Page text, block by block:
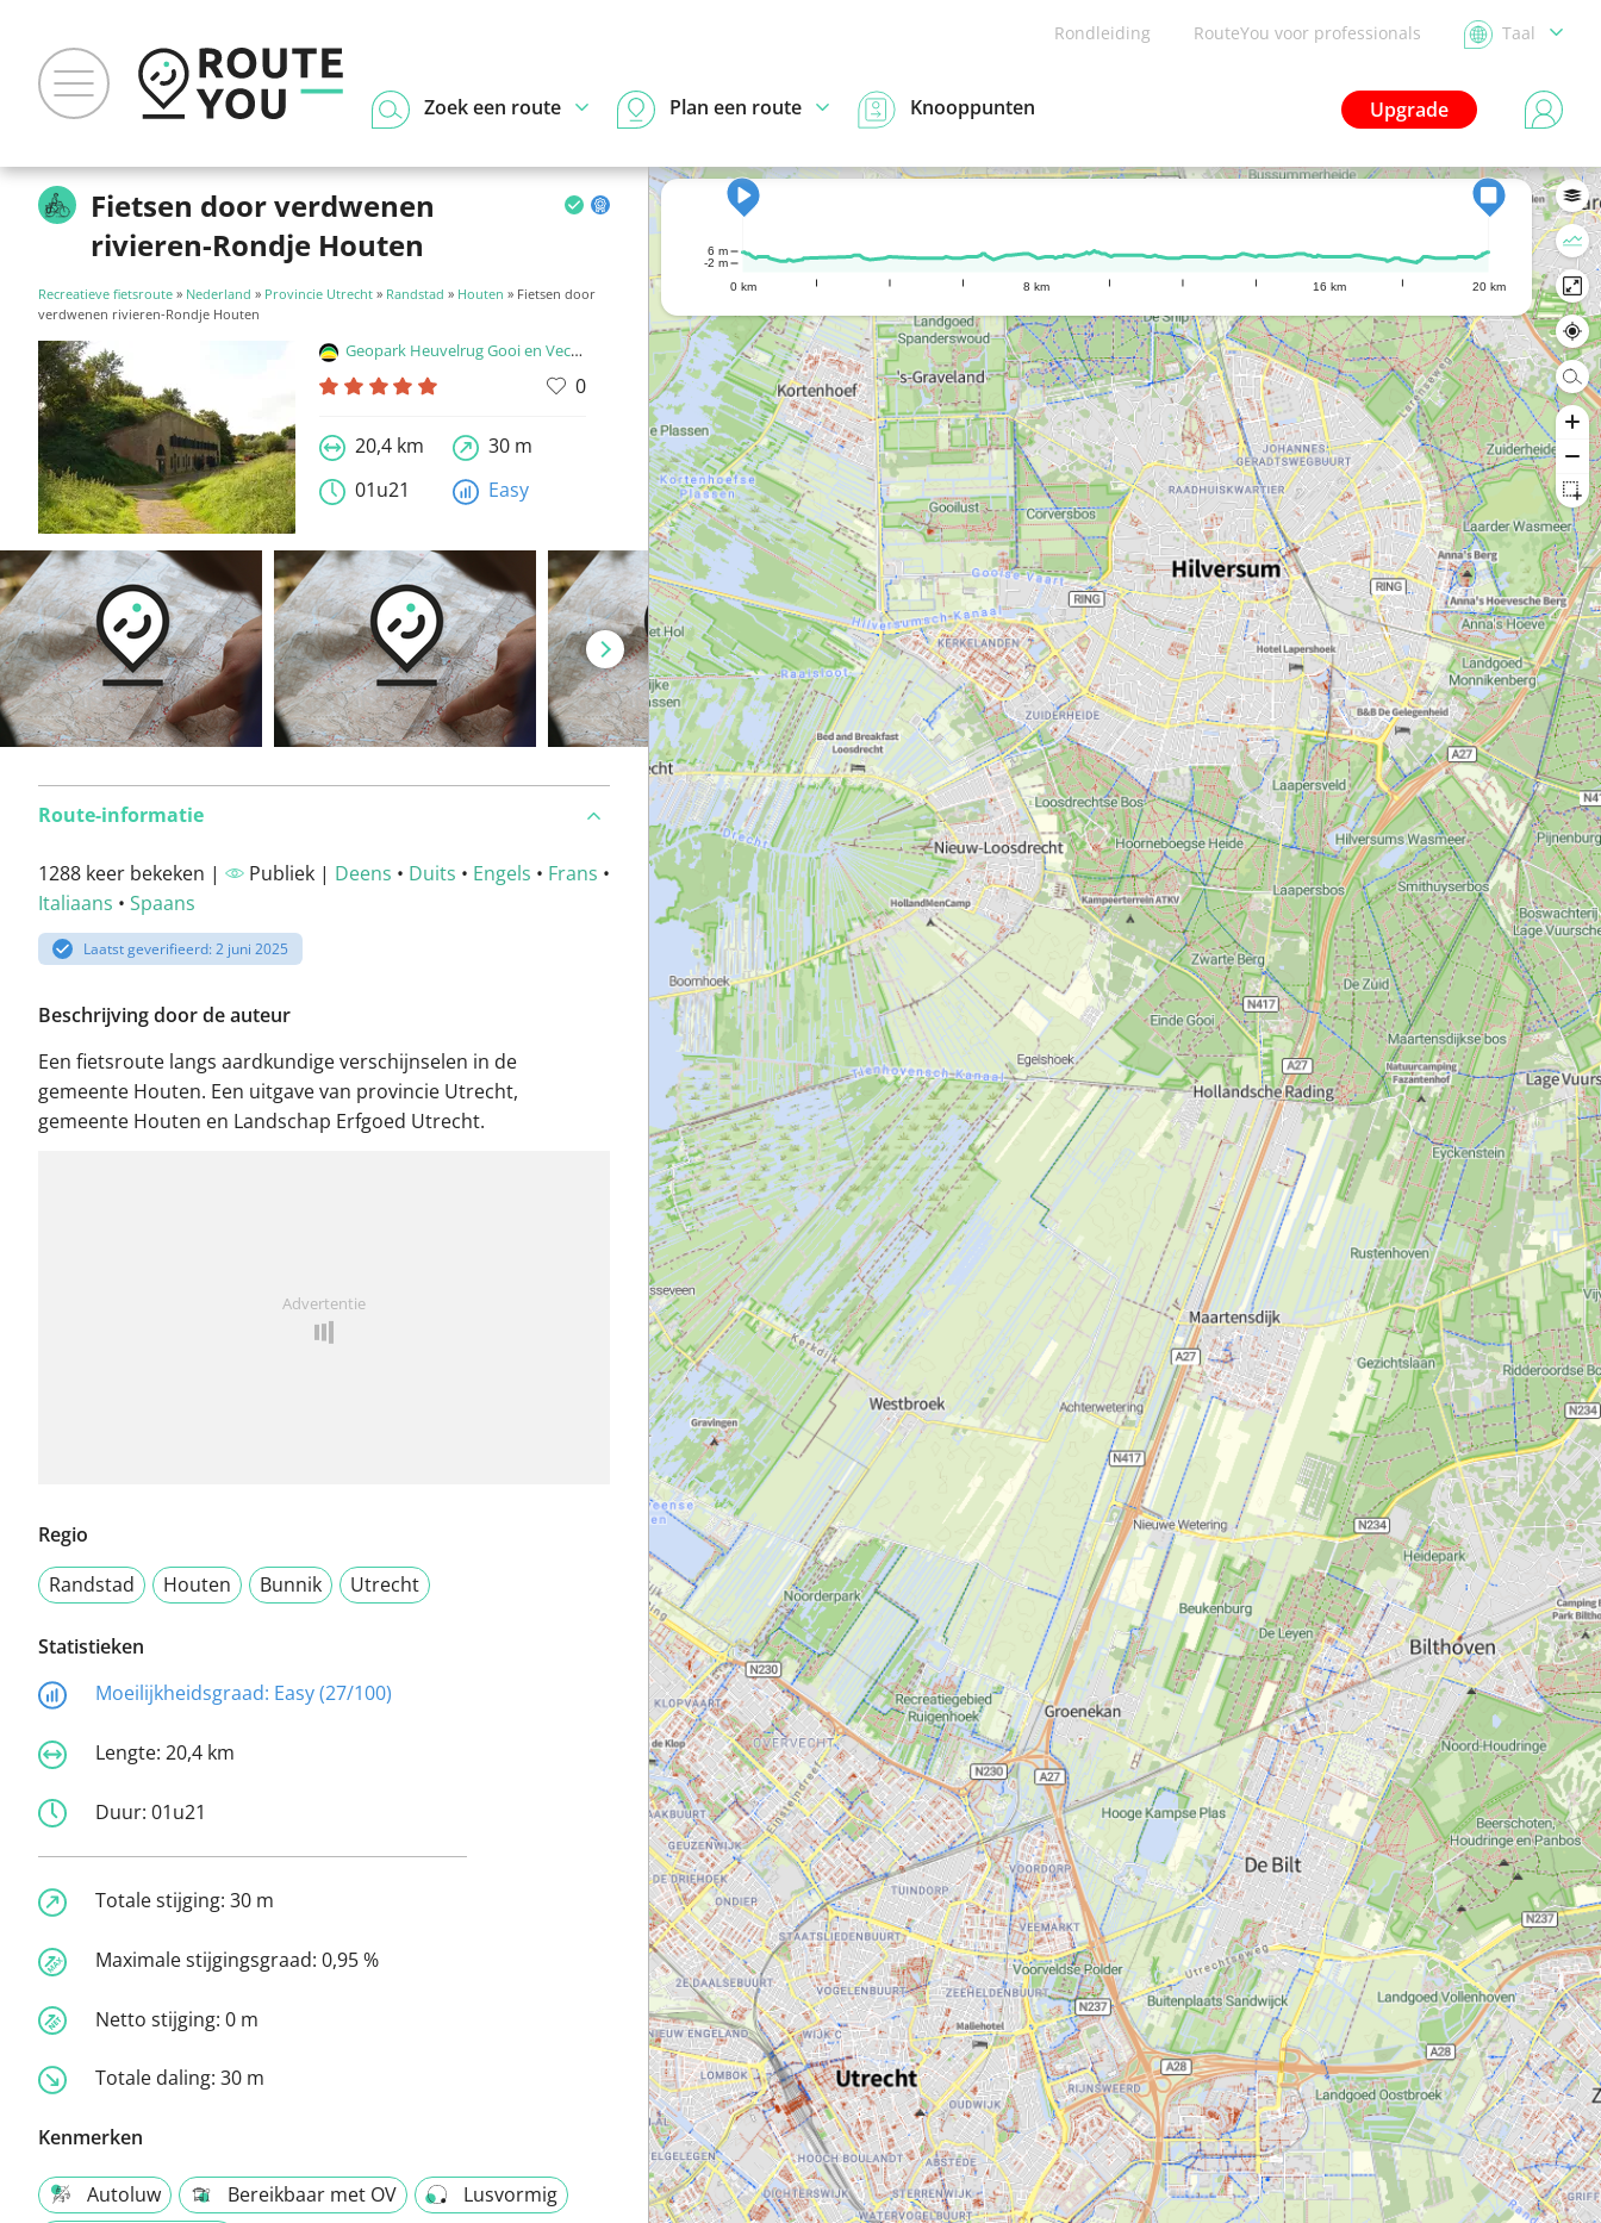
Rondleiding RouteYou voor professionals Taal
Upgrade
Zoek een route Plan een route Knooppunten
Fietsen door verdwenen
rivieren-Rondje Houten
Recreatieve fietsroute » Nederland » Provincie Utrecht » Randstad » Houten » Fietsen door
verdwenen rivieren-Rondje Houten
Geopark Heuvelrug Gooi en Vecht
0
20,4 km
30 m
01u21
Easy
Route-informatie
1288 keer bekeken | Publiek | Deens • Duits • Engels • Frans •
Italiaans • Spaans
Laatst geverifieerd: 2 juni 2025
Beschrijving door de auteur
Een fietsroute langs aardkundige verschijnselen in de
gemeente Houten. Een uitgave van provincie Utrecht,
gemeente Houten en Landschap Erfgoed Utrecht.
Advertentie
Regio
Randstad
Houten Bunnik Utrecht
Statistieken
Moeilijkheidsgraad: Easy (27/100)
Lengte: 20,4 km
Duur: 01u21
Totale stijging: 30 m
Maximale stijgingsgraad: 0,95 %
Netto stijging: 0 m
Totale daling: 30 m
Kenmerken
Autoluw Bereikbaar met OV
Lusvormig
0 km 8 km 16 km 20 km
-2 m
6 m